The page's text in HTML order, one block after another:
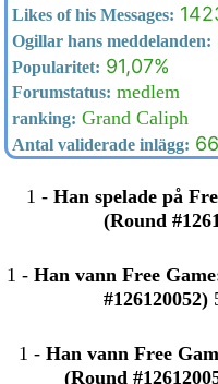
Likes of his Messages:
Ogillar hans meddelanden:
Popularitet: 91,07%
Forumstatus: medlem
ranking: Grand Caliph
Antal validerade inlägg:
1 -Han spelade på
(Round
1 -Han vann Free
#126120052)
1 -Han vann Free
(Round